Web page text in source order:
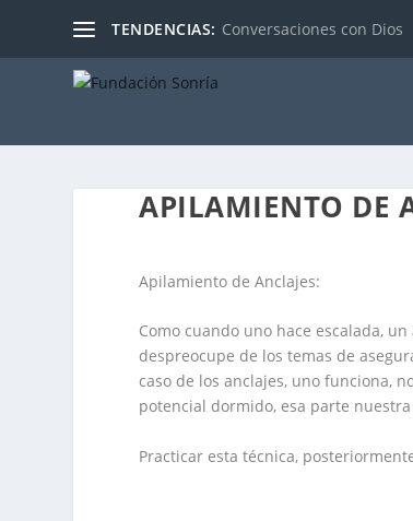
TENDENCIAS: Conversaciones con Dios
APILAMIENTO DE
Apilamiento de Anclajes:
Como cuando uno hace escalada,
despreocupe de los temas de
caso de los anclajes, uno funciona,
potencial dormido, esa parte
Practicar esta técnica,